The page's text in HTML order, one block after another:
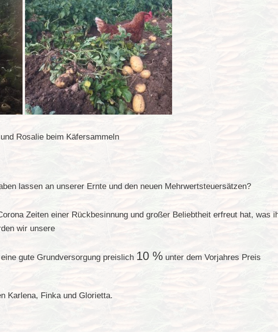
Rosalie beim Käfersammeln
lassen an unserer Ernte und den neuen Mehrwertsteuersätzen?
Zeiten einer Rückbesinnung und großer Beliebtheit erfreut hat, was
wir unsere
gute Grundversorgung preislich 10 % unter dem Vorjahres Preis
Karlena, Finka und Glorietta.